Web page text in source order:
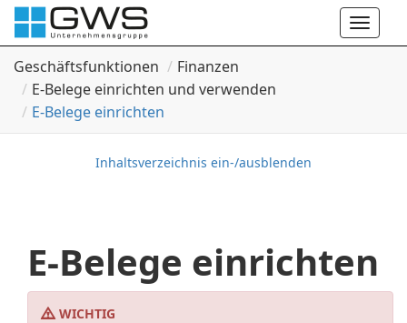
Toggle
Geschäftsfunktionen
Finanzen
E-Belege einrichten und verwenden
E-Belege einrichten
Inhaltsverzeichnis ein-/ausblenden
E-Belege einrichten
WICHTIG